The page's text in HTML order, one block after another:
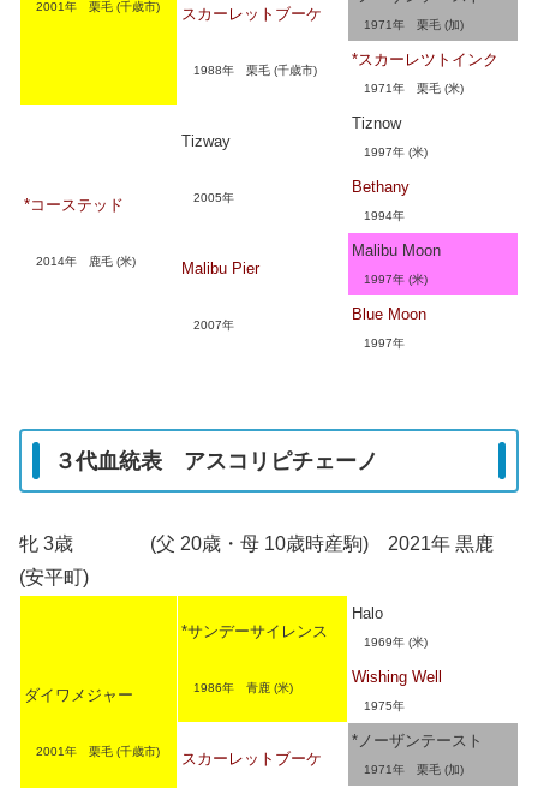
2001年 栗毛 (千歳市) スカーレットブーケ
1988年 栗毛 (千歳市)
1971年 栗毛 (加)
*スカーレツトインク
1971年 栗毛 (米)
*コーステッド
2014年 鹿毛 (米)
Tizway
2005年
Tiznow
1997年 (米)
Bethany
1994年
Malibu Pier
2007年
Malibu Moon
1997年 (米)
Blue Moon
1997年
３代血統表 アスコリピチェーノ
牝 3歳 (父 20歳・母 10歳時産駒) 2021年 黒鹿
(安平町)
ダイワメジャー
2001年 栗毛 (千歳市)
*サンデーサイレンス
1986年 青鹿 (米)
Halo
1969年 (米)
Wishing Well
1975年
スカーレットブーケ
*ノーザンテースト
1971年 栗毛 (加)